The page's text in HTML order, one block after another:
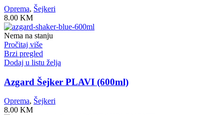
Oprema, Šejkeri
8.00 KM
Nema na stanju
Pročitaj više
Brzi pregled
Dodaj u listu želja
Azgard Šejker PLAVI (600ml)
Oprema, Šejkeri
8.00 KM